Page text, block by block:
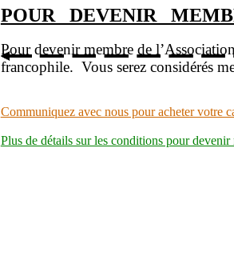
POUR DEVENIR
Pour devenir membre de
francophile. Vous serez considérés
Communiquez avec nous pour acheter votre
Plus de détails sur les conditions pour devenir